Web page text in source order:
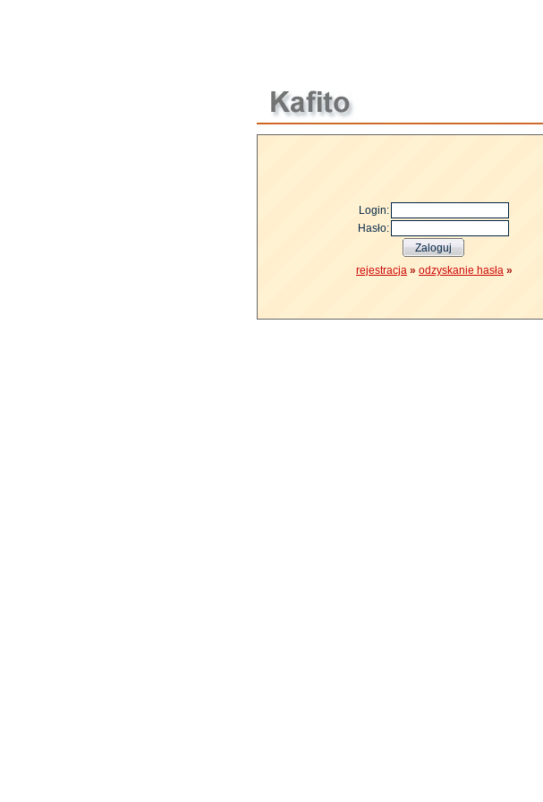
Login:
Hasło:
rejestracja » odzyskanie hasła »